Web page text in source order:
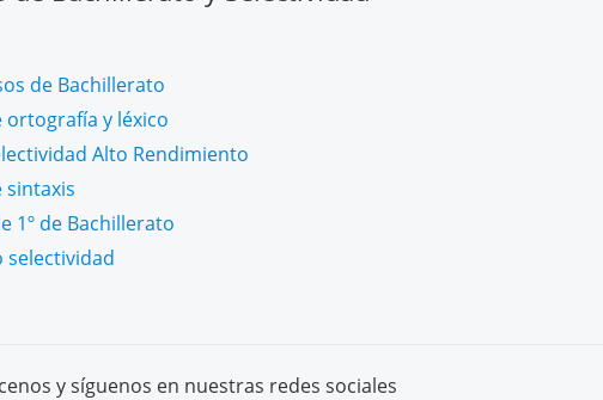
de Bachillerato
ortografía y léxico
Alto Rendimiento
sintaxis
1º de Bachillerato
selectividad
y síguenos en nuestras redes sociales